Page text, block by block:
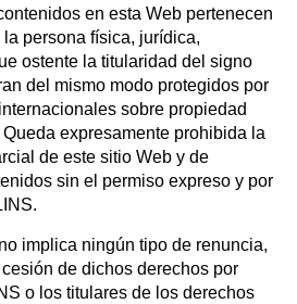
en esta Web pertenecen
persona física, jurídica,
ostente la titularidad del signo
del mismo modo protegidos por
sobre propiedad
Queda expresamente prohibida la
de este sitio Web y de
sin el permiso expreso y por
implica ningún tipo de renuncia,
de dichos derechos por
o los titulares de los derechos